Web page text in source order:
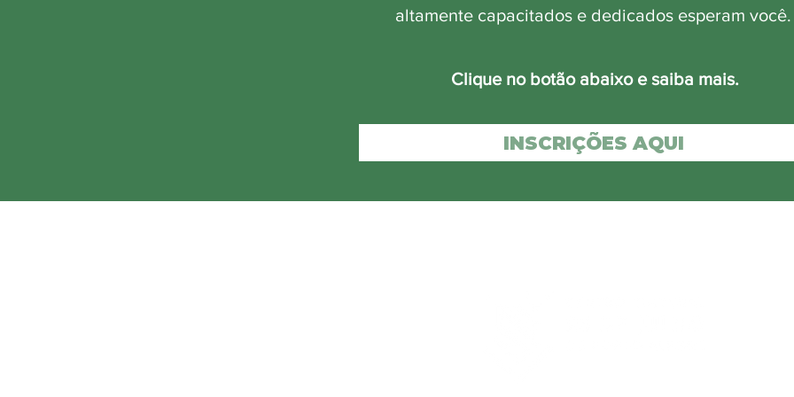
altamente capacitados e dedicados esperam
Clique no botão abaixo e saiba mais.
INSCRIÇÕES AQUI